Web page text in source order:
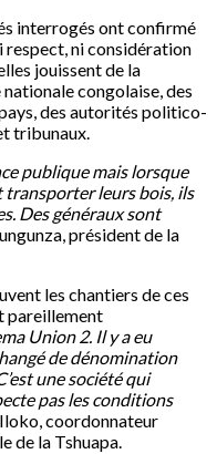
interrogés ont confirmé
respect, ni considération
jouissent de la
congolaise, des
des autorités politico-
tribunaux.
publique mais lorsque
transporter leurs bois, ils
Des généraux sont
président de la
les chantiers de ces
pareillement
Union 2. Il y a eu
de dénomination
une société qui
pas les conditions
coordonnateur
de la Tshuapa.